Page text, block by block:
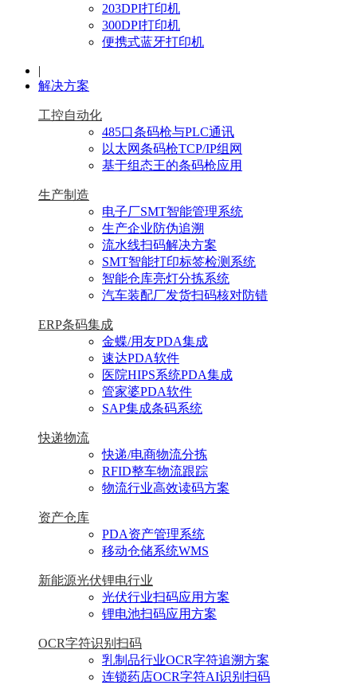
203DPI打印机
300DPI打印机
便携式蓝牙打印机
|
解决方案
工控自动化
485口条码枪与PLC通讯
以太网条码枪TCP/IP组网
基于组态王的条码枪应用
生产制造
电子厂SMT智能管理系统
生产企业防伪追溯
流水线扫码解决方案
SMT智能打印标签检测系统
智能仓库亮灯分拣系统
汽车装配厂发货扫码核对防错
ERP条码集成
金蝶/用友PDA集成
速达PDA软件
医院HIPS系统PDA集成
管家婆PDA软件
SAP集成条码系统
快递物流
快递/电商物流分拣
RFID整车物流跟踪
物流行业高效读码方案
资产仓库
PDA资产管理系统
移动仓储系统WMS
新能源光伏锂电行业
光伏行业扫码应用方案
锂电池扫码应用方案
OCR字符识别扫码
乳制品行业OCR字符追溯方案
连锁药店OCR字符AI识别扫码